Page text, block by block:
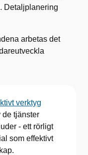
Detaljplanering
arbetas det
verktyg
de tjänster
- ett rörligt
som effektivt